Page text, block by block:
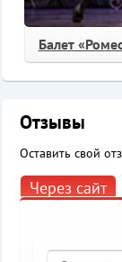
Балет
Отзывы
Оставить свой
Через сайт